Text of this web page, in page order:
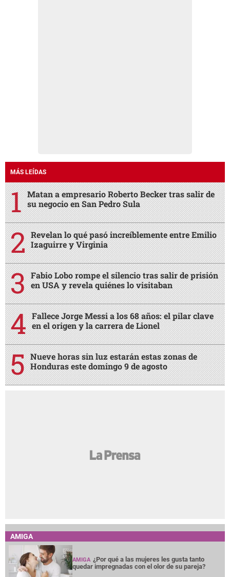
MÁS LEÍDAS
Matan a empresario Roberto Becker tras salir de
su negocio en San Pedro Sula
Revelan lo qué pasó increíblemente entre Emilio
Izaguirre y Virginia
Fabio Lobo rompe el silencio tras salir de prisión
en USA y revela quiénes lo visitaban
Fallece Jorge Messi a los 68 años: el pilar clave
en el origen y la carrera de Lionel
Nueve horas sin luz estarán estas zonas de
Honduras este domingo 9 de agosto
AMIGA
AMIGA ¿Por qué a las mujeres les gusta tanto
quedar impregnadas con el olor de su pareja?